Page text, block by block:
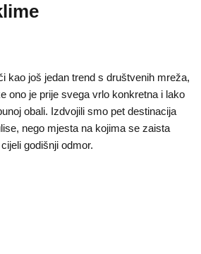
kao još jedan trend s društvenih mreža,
ono je prije svega vrlo konkretna i lako
obali. Izdvojili smo pet destinacija
nego mjesta na kojima se zaista
godišnji odmor.